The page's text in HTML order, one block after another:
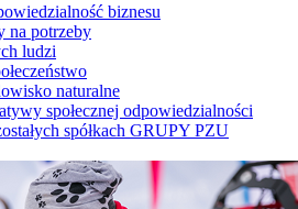
biznesu
na potrzeby
ludzi
naturalne
społecznej odpowiedzialności
spółkach GRUPY PZU